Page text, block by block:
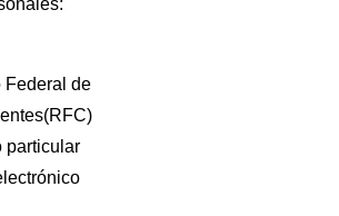
Federal de
particular